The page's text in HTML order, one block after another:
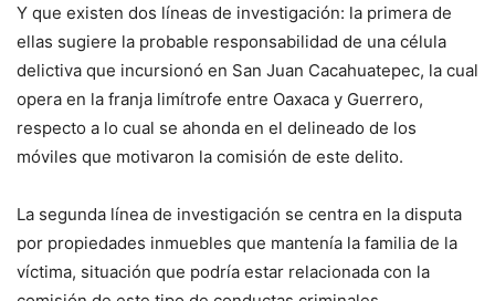
Y que existen dos líneas de investigación: la primera de
ellas sugiere la probable responsabilidad de una célula
delictiva que incursionó en San Juan Cacahuatepec, la cual
opera en la franja limítrofe entre Oaxaca y Guerrero,
respecto a lo cual se ahonda en el delineado de los
móviles que motivaron la comisión de este delito.
La segunda línea de investigación se centra en la disputa
por propiedades inmuebles que mantenía la familia de la
víctima, situación que podría estar relacionada con la